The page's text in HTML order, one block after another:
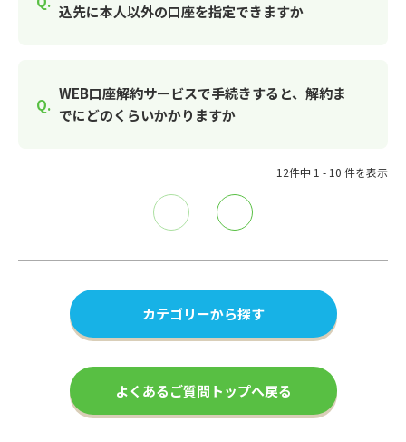
込先に本人以外の口座を指定できますか
WEB口座解約サービスで手続きすると、解約ま
でにどのくらいかかりますか
12件中 1 - 10 件を表示
カテゴリーから探す
よくあるご質問トップへ戻る